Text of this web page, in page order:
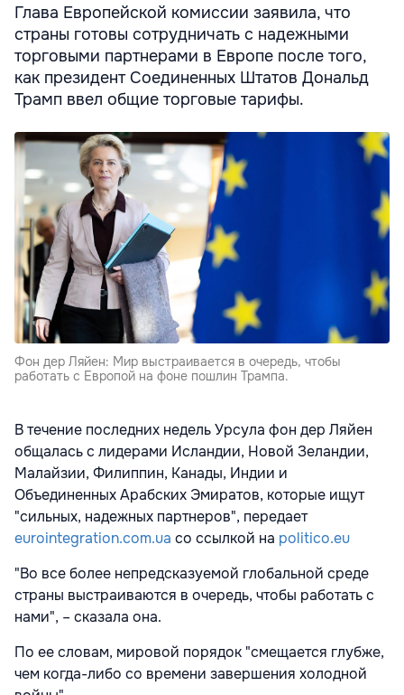
Глава Европейской комиссии заявила, что
страны готовы сотрудничать с надежными
торговыми партнерами в Европе после того,
как президент Соединенных Штатов Дональд
Трамп ввел общие торговые тарифы.
Фон дер Ляйен: Мир выстраивается в очередь, чтобы
работать с Европой на фоне пошлин Трампа.
В течение последних недель Урсула фон дер Ляйен
общалась с лидерами Исландии, Новой Зеландии,
Малайзии, Филиппин, Канады, Индии и
Объединенных Арабских Эмиратов, которые ищут
"сильных, надежных партнеров", передает
eurointegration.com.ua со ссылкой на politico.eu
"Во все более непредсказуемой глобальной среде
страны выстраиваются в очередь, чтобы работать с
нами", – сказала она.
По ее словам, мировой порядок "смещается глубже,
чем когда-либо со времени завершения холодной